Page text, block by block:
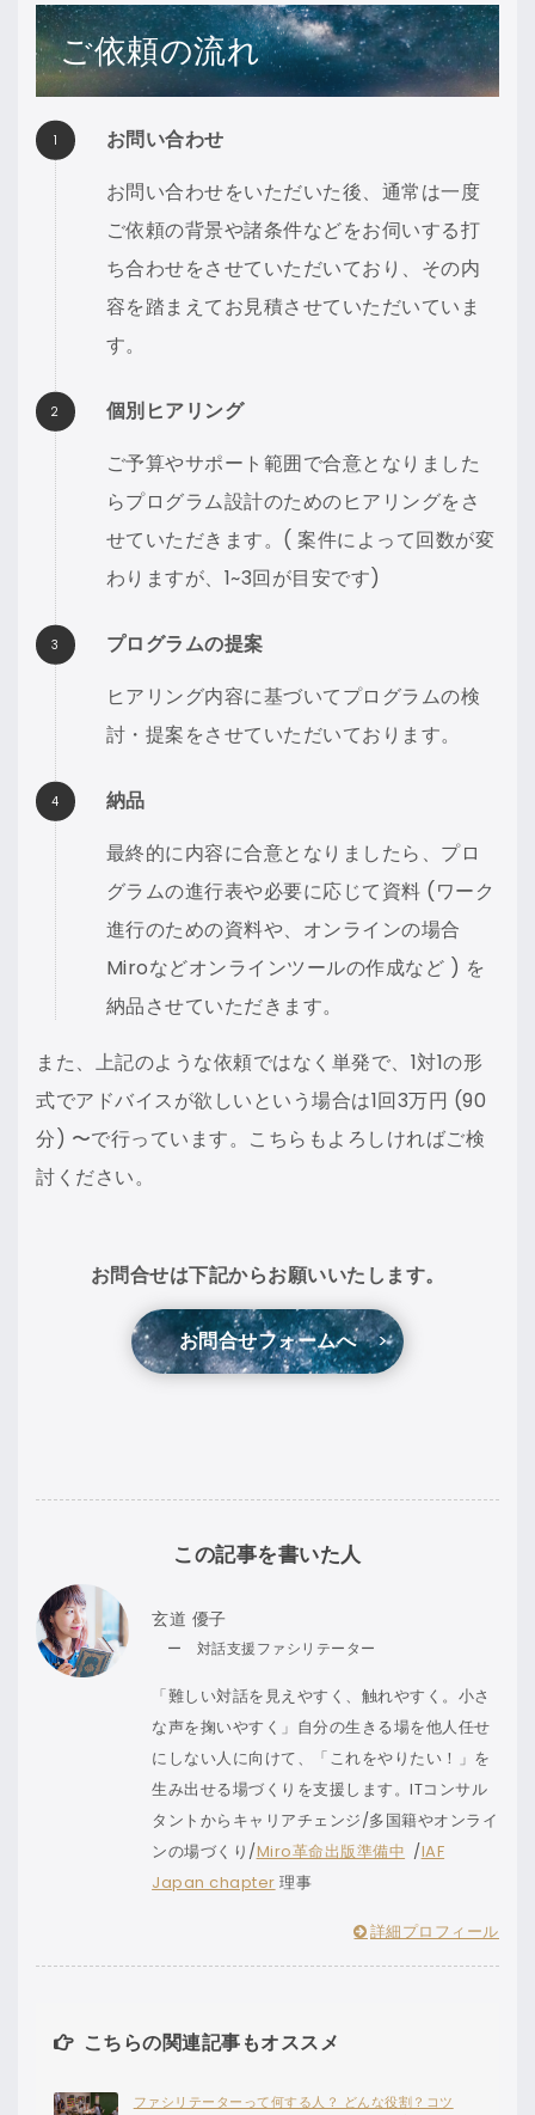
ご依頼の流れ
お問い合わせ
お問い合わせをいただいた後、通常は一度
ご依頼の背景や諸条件などをお伺いする打
ち合わせをさせていただいており、その内
容を踏まえてお見積させていただいていま
す。
個別ヒアリング
ご予算やサポート範囲で合意となりました
らプログラム設計のためのヒアリングをさ
せていただきます。( 案件によって回数が変
わりますが、1~3回が目安です)
プログラムの提案
ヒアリング内容に基づいてプログラムの検
討・提案をさせていただいております。
納品
最終的に内容に合意となりましたら、プロ
グラムの進行表や必要に応じて資料 (ワーク
進行のための資料や、オンラインの場合
Miroなどオンラインツールの作成など ) を
納品させていただきます。
また、上記のような依頼ではなく単発で、1対1の形
式でアドバイスが欲しいという場合は1回3万円 (90
分) 〜で行っています。こちらもよろしければご検
討ください。
お問合せは下記からお願いいたします。
お問合せフォームへ
この記事を書いた人
玄道 優子
ー 対話支援ファシリテーター
「難しい対話を見えやすく、触れやすく。小さ
な声を掬いやすく」自分の生きる場を他人任せ
にしない人に向けて、「これをやりたい！」を
生み出せる場づくりを支援します。ITコンサル
タントからキャリアチェンジ/多国籍やオンライ
ンの場づくり/Miro革命出版準備中 /IAF
Japan chapter 理事
詳細プロフィール
こちらの関連記事もオススメ
ファシリテーターって何する人？ どんな役割？コツ